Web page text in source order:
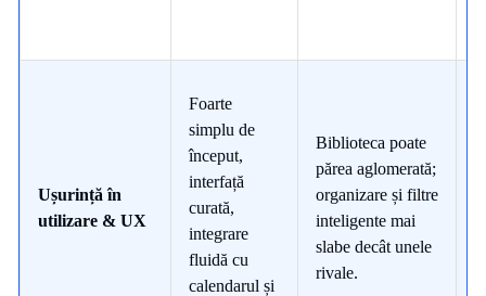
Ușurință în
utilizare & UX
Foarte
simplu de
început,
interfață
curată,
integrare
fluidă cu
calendarul și
Biblioteca poate
părea aglomerată;
organizare și filtre
inteligente mai
slabe decât unele
rivale.